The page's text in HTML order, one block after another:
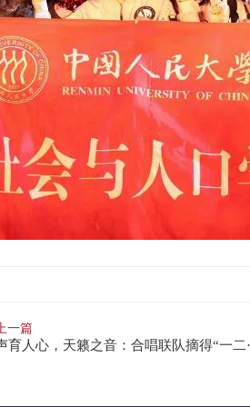
一篇
育人心，天籁之音：合唱联队摘得“一二